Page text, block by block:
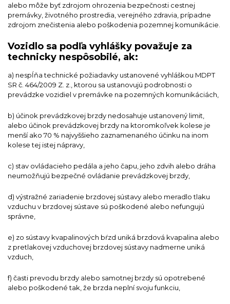
alebo môže byť zdrojom ohrozenia bezpečnosti cestnej
premávky, životného prostredia, verejného zdravia, prípadne
zdrojom znečistenia alebo poškodenia pozemnej komunikácie.
Vozidlo sa podľa vyhlášky považuje za
technicky nespôsobilé, ak:
a) nespĺňa technické požiadavky ustanovené vyhláškou MDPT
SR č. 464/2009 Z. z., ktorou sa ustanovujú podrobnosti o
prevádzke vozidiel v premávke na pozemných komunikáciách,
b) účinok prevádzkovej brzdy nedosahuje ustanovený limit,
alebo účinok prevádzkovej brzdy na ktoromkoľvek kolese je
menší ako 70 % najvyššieho zaznamenaného účinku na inom
kolese tej istej nápravy,
c) stav ovládacieho pedála a jeho čapu, jeho zdvih alebo dráha
neumožňujú bezpečné ovládanie prevádzkovej brzdy,
d) výstražné zariadenie brzdovej sústavy alebo meradlo tlaku
vzduchu v brzdovej sústave sú poškodené alebo nefungujú
správne,
e) zo sústavy kvapalinových bŕzd uniká brzdová kvapalina alebo
z pretlakovej vzduchovej brzdovej sústavy nadmerne uniká
vzduch,
f) časti prevodu brzdy alebo samotnej brzdy sú opotrebené
alebo poškodené tak, že brzda neplní svoju funkciu,